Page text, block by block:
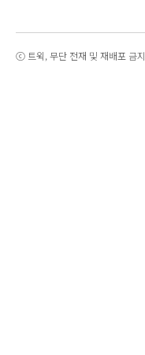
ⓒ 트윅, 무단 전재 및 재배포 금지